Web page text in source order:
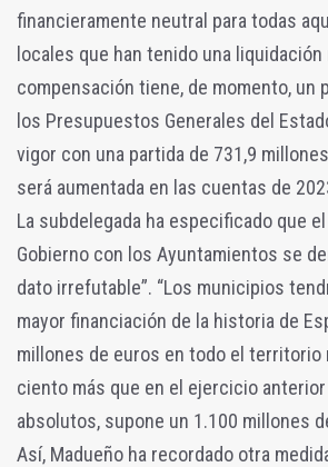
financieramente neutral para todas
locales que han tenido una liquidación
compensación tiene, de momento, un
los Presupuestos Generales del
vigor con una partida de 731,9
será aumentada en las cuentas de
La subdelegada ha especificado que
Gobierno con los Ayuntamientos se
dato irrefutable”. “Los municipios
mayor financiación de la historia de
millones de euros en todo el territorio
ciento más que en el ejercicio
absolutos, supone un 1.100 millones
Así, Madueño ha recordado otra